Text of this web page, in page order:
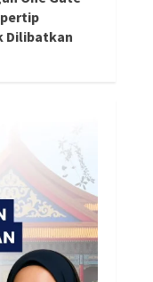
Dilibatkan